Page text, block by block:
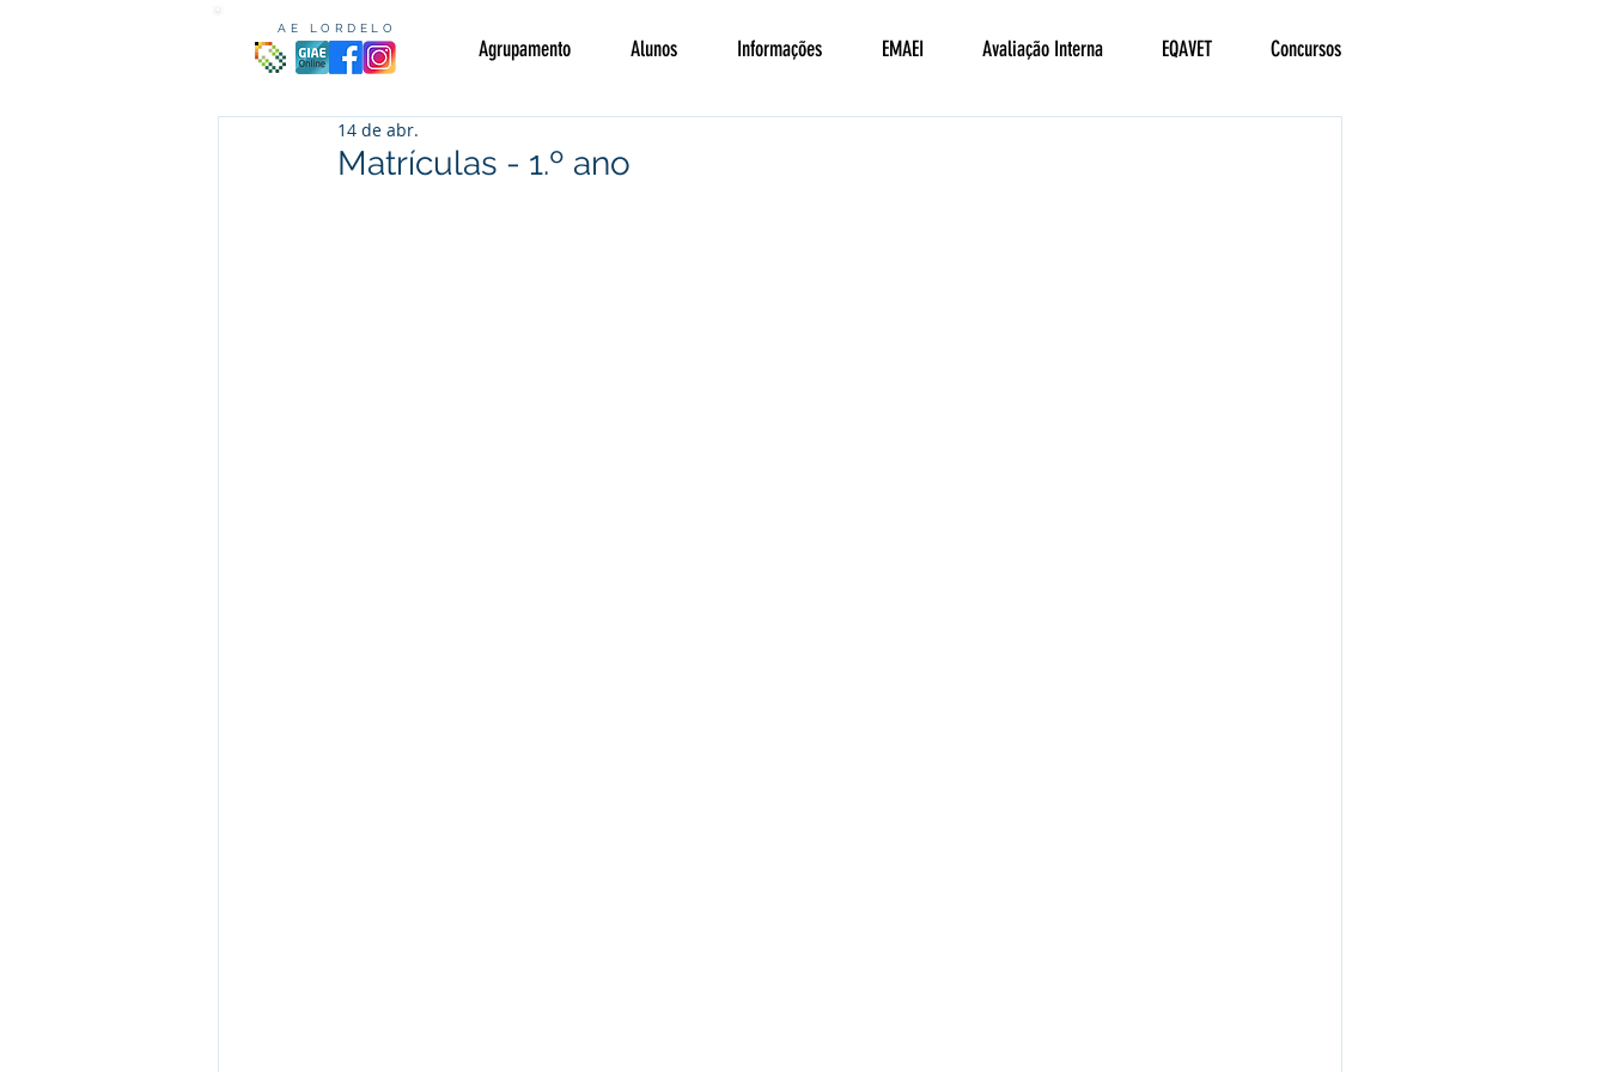
Agrupamento Alunos Informações EMAEI Avaliação Interna EQAVET Concursos
AE LORDELO
Matrículas - 1.º ano
14 de abr.